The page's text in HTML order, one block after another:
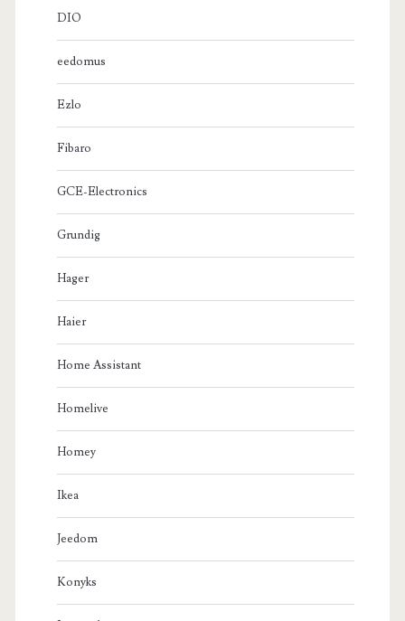
DIO
eedomus
Ezlo
Fibaro
GCE-Electronics
Grundig
Hager
Haier
Home Assistant
Homelive
Homey
Ikea
Jeedom
Konyks